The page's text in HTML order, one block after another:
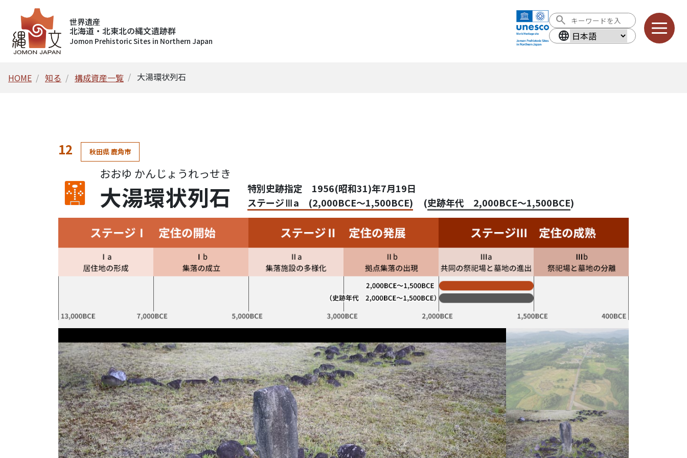
世界遺産
北海道・北東北の縄文遺跡群
Jomon Prehistoric Sites in Northern Japan
search
language
言語を選択
HOME 知る 構成資産一覧 大湯環状列石
12 秋田県 鹿角市
大湯環状列石
おおゆ かんじょうれっせき
特別史跡指定 1956(昭和31)年7月19日
ステージⅢa (2,000BCE～1,500BCE)
(史跡年代 2,000BCE～1,500BCE)